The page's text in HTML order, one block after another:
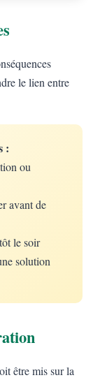
le lien entre
:
ou
avant de
le soir
solution
être mis sur la